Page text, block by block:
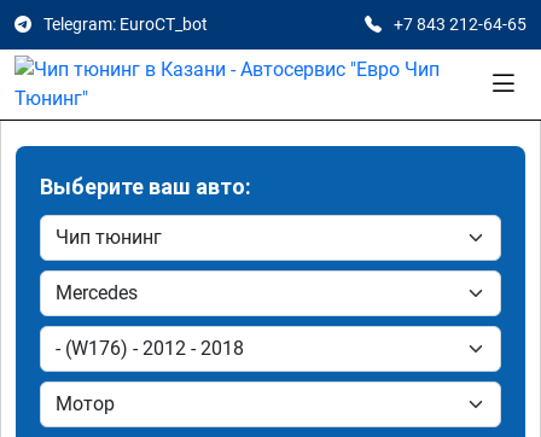
Telegram: EuroCT_bot +7 843 212-64-65
Выберите ваш авто: